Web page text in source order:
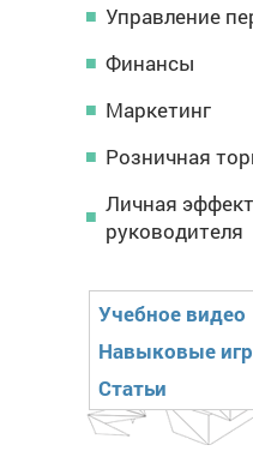
Управление
Финансы
Маркетинг
Розничная
Личная
руководителя
Учебное видео
Навыковые
Статьи